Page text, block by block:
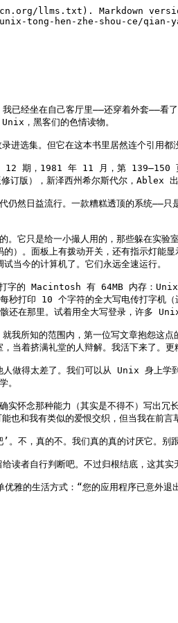
llms.txt). Markdown
tong-hen-zhe-shou-ce/qian-
已经坐在自己客厅里——还穿着外套——看
，黑客们的色情读物。
进选集。但它在这本书里居然连个引用都
12 期，1981 年 11 月，第 139–150
），新泽西州希尔斯代尔，Ablex 出
然日益流行。一款糟糕透顶的系统——
它只是给一小撮人用的，那些躲在实
）。面板上有拨动开关，还有指示灯
当今的计算机了。它们永远全速运行。
的 Macintosh 有 64MB 内存：Unix
打印 10 个字符的全大写电传打字机
在那里。试着用全大写登录，许多
我所知的范围内，第一位写文章抱怨
当着挤满礼堂的人辩解。我活下来了。
得太差了。我们可以从 Unix 身上学
。
怀念那种能力（其实是不得不）写出
和我有类似的爱恨交织，但当我在前言
不，真的不。我们真的真的讨厌它。别
者自行判断吧。不过归根结底，这其
的生活方式：“您的应用程序已意外退